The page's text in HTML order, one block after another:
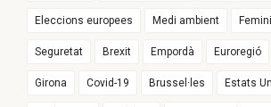
Eleccions europees Medi ambient
Seguretat Brexit Empordà Euroregió
Girona Covid-19 Brussel·les Estats